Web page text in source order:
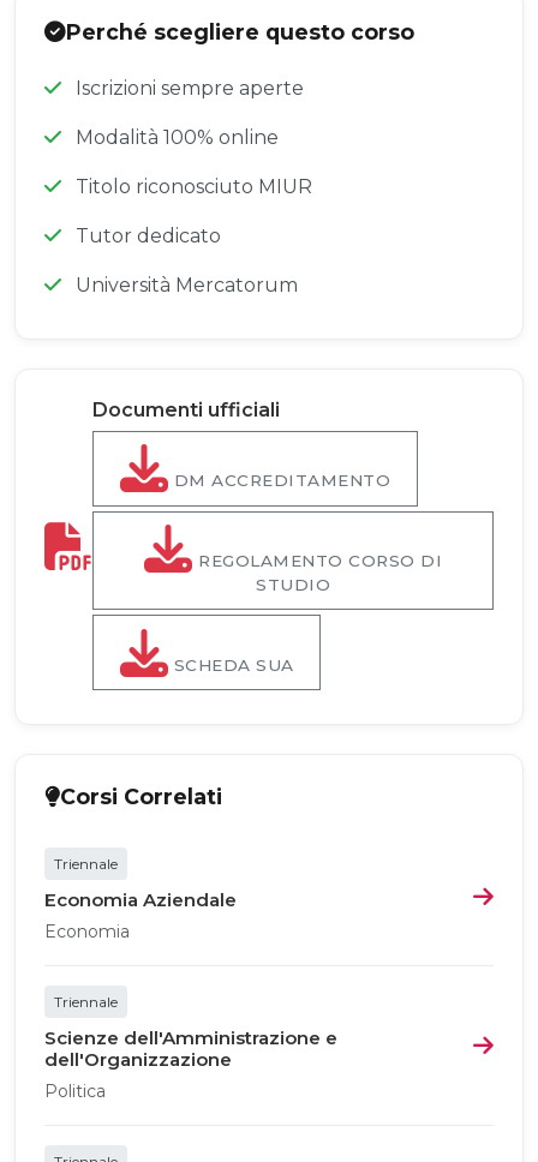
Perché scegliere questo corso
Iscrizioni sempre aperte
Modalità 100% online
Titolo riconosciuto MIUR
Tutor dedicato
Università Mercatorum
Documenti ufficiali
DM ACCREDITAMENTO
REGOLAMENTO CORSO DI
STUDIO
SCHEDA SUA
Corsi Correlati
Triennale
Economia Aziendale
Economia
Triennale
Scienze dell'Amministrazione e
dell'Organizzazione
Politica